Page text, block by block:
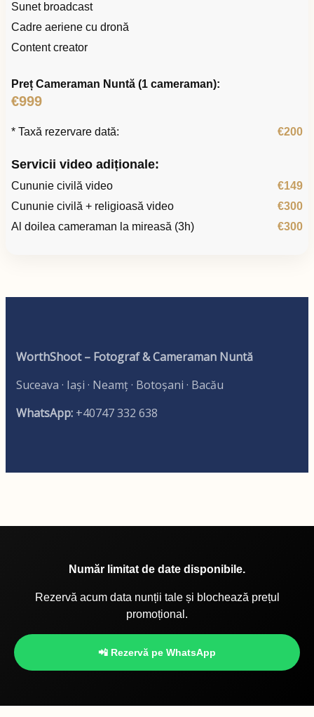
Sunet broadcast
Cadre aeriene cu dronă
Content creator
Preț Cameraman Nuntă (1 cameraman):
€999
* Taxă rezervare dată: €200
Servicii video adiționale:
Cununie civilă video
€149
Cununie civilă + religioasă video
€300
Al doilea cameraman la mireasă (3h)
€300
WorthShoot – Fotograf & Cameraman Nuntă
Suceava · Iași · Neamț · Botoșani · Bacău
WhatsApp: +40747 332 638
Număr limitat de date disponibile.
Rezervă acum data nunții tale și blochează prețul
promoțional.
📲 Rezervă pe WhatsApp